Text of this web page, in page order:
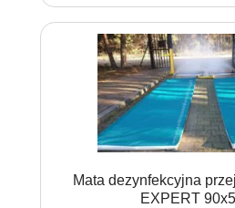
Mata dezynfekcyjna
EXPERT